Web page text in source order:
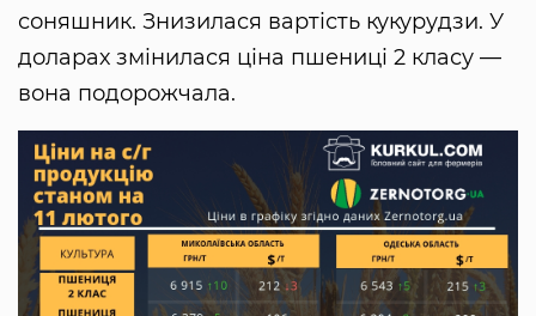
соняшник. Знизилася вартість кукурудзи. У
доларах змінилася ціна пшениці 2 класу —
вона подорожчала.